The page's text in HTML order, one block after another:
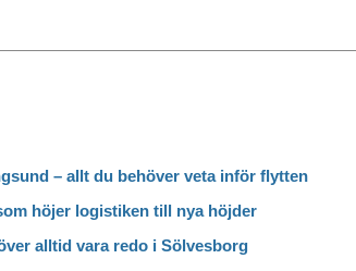
– allt du behöver veta inför flytten
höjer logistiken till nya höjder
alltid vara redo i Sölvesborg